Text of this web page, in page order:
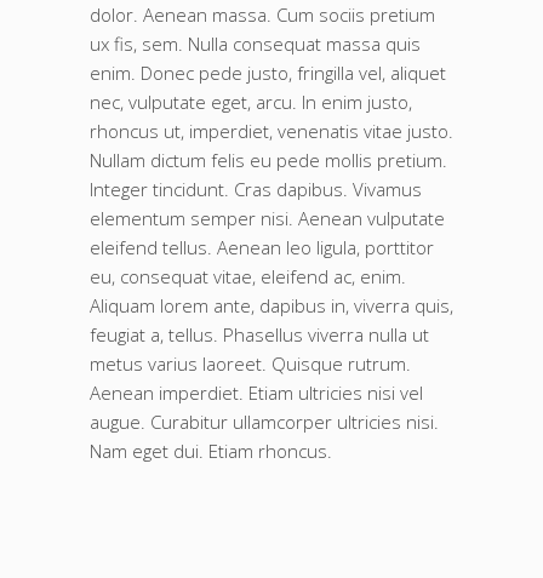
dolor. Aenean massa. Cum sociis pretium
ux fis, sem. Nulla consequat massa quis
enim. Donec pede justo, fringilla vel, aliquet
nec, vulputate eget, arcu. In enim justo,
rhoncus ut, imperdiet, venenatis vitae justo.
Nullam dictum felis eu pede mollis pretium.
Integer tincidunt. Cras dapibus. Vivamus
elementum semper nisi. Aenean vulputate
eleifend tellus. Aenean leo ligula, porttitor
eu, consequat vitae, eleifend ac, enim.
Aliquam lorem ante, dapibus in, viverra quis,
feugiat a, tellus. Phasellus viverra nulla ut
metus varius laoreet. Quisque rutrum.
Aenean imperdiet. Etiam ultricies nisi vel
augue. Curabitur ullamcorper ultricies nisi.
Nam eget dui. Etiam rhoncus.